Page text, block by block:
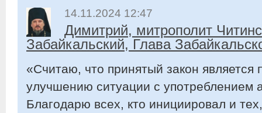
14.11.2024 12:47
Димитрий, митрополит
Забайкальский, Глава
«Считаю, что принятый закон является
улучшению ситуации с употреблением
Благодарю всех, кто инициировал и